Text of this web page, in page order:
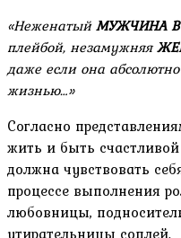
«НеженатыйМУЖЧИНА
плейбой, незамужняя
даже если она
жизнью…»
Согласно
жить и быть
должна чувствовать
процессе выполнения
любовницы,
утирательницы соплей.